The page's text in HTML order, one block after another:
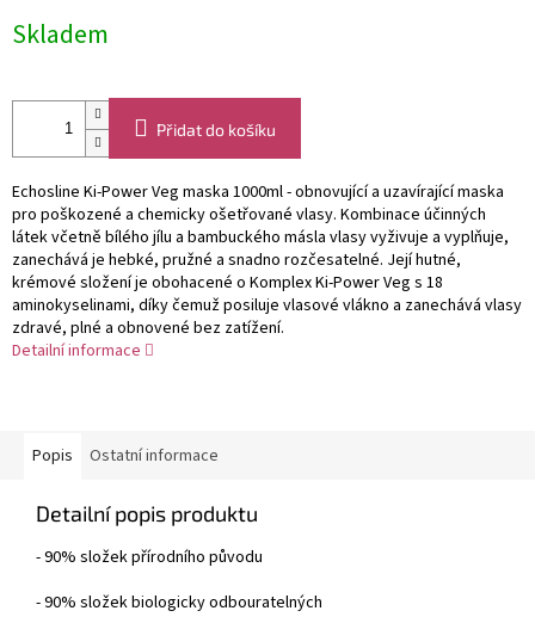
cena:
Skladem
Přidat do košíku
Echosline Ki-Power Veg maska 1000ml - obnovující a uzavírající maska
pro poškozené a chemicky ošetřované vlasy. Kombinace účinných
látek včetně bílého jílu a bambuckého másla vlasy vyživuje a vyplňuje,
zanechává je hebké, pružné a snadno rozčesatelné. Její hutné,
krémové složení je obohacené o Komplex Ki-Power Veg s 18
aminokyselinami, díky čemuž posiluje vlasové vlákno a zanechává vlasy
zdravé, plné a obnovené bez zatížení.
Detailní informace
Popis Ostatní informace
Detailní popis produktu
- 90% složek přírodního původu
- 90% složek biologicky odbouratelných